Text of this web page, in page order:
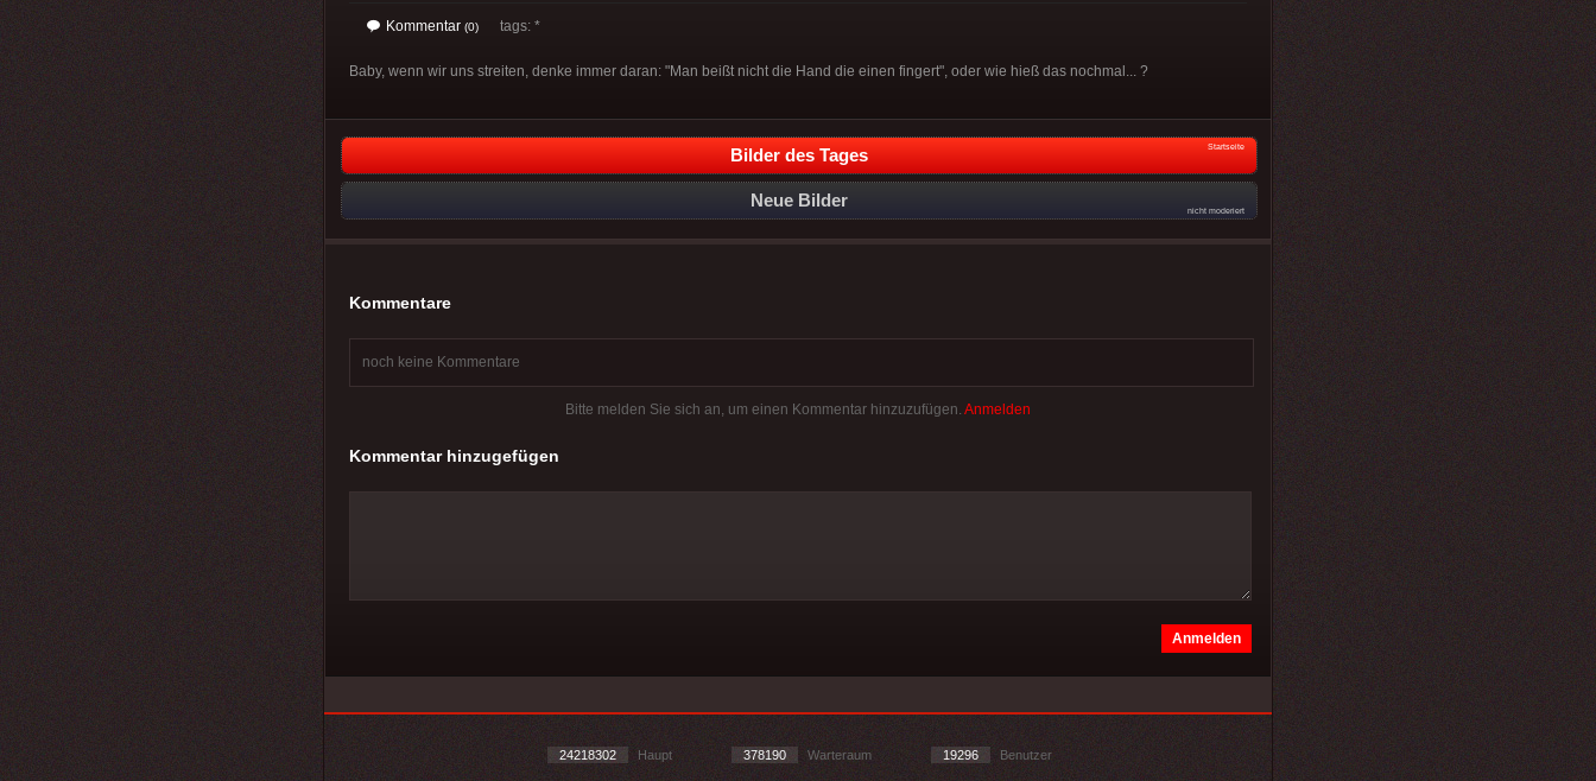
Kommentar (0) tags: *
Baby, wenn wir uns streiten, denke immer daran: "Man beißt nicht die Hand die einen fingert", oder wie hieß das nochmal... ?
Bilder des Tages Startseite
Neue Bilder
nicht moderiert
Kommentare
noch keine Kommentare
Bitte melden Sie sich an, um einen Kommentar hinzuzufügen. Anmelden
Kommentar hinzugefügen
24218302 Haupt 378190 Warteraum 19296 Benutzer